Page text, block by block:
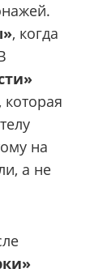
, когда
на
а не